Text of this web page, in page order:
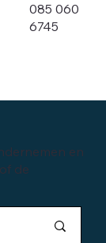
085 060
6745
en
de